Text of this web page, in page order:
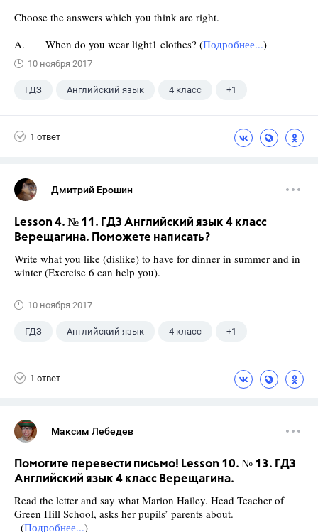
Choose the answers which you think are right.
A. When do you wear light1 clothes? (Подробнее...)
10 ноября 2017
ГДЗ Английский язык 4 класс +1
1 ответ
Дмитрий Ерошин
Lesson 4. № 11. ГДЗ Английский язык 4 класс
Верещагина. Поможете написать?
Write what you like (dislike) to have for dinner in summer and in
winter (Exercise 6 can help you).
10 ноября 2017
ГДЗ Английский язык 4 класс +1
1 ответ
Максим Лебедев
Помогите перевести письмо! Lesson 10. № 13. ГДЗ
Английский язык 4 класс Верещагина.
Read the letter and say what Marion Hailey. Head Teacher of
Green Hill School, asks her pupils’ parents about.
(Подробнее...)